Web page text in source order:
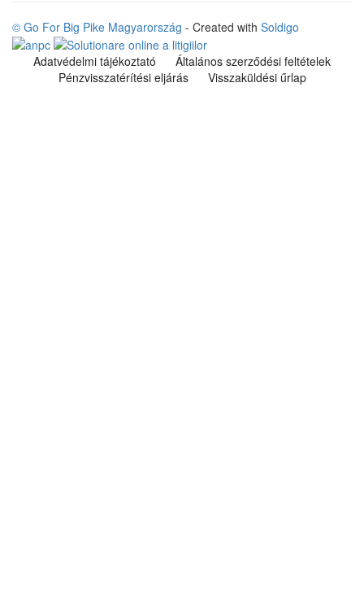
© Go For Big Pike Magyarország - Created with Soldigo
Adatvédelmi tájékoztató
Általános szerződési feltételek
Pénzvisszatérítési eljárás
Visszaküldési űrlap